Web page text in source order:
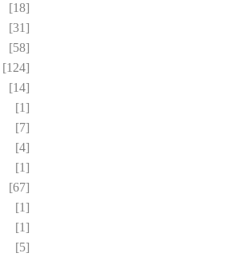
[18]
[31]
[58]
[124]
[14]
[1]
[7]
[4]
[1]
[67]
[1]
[1]
[5]